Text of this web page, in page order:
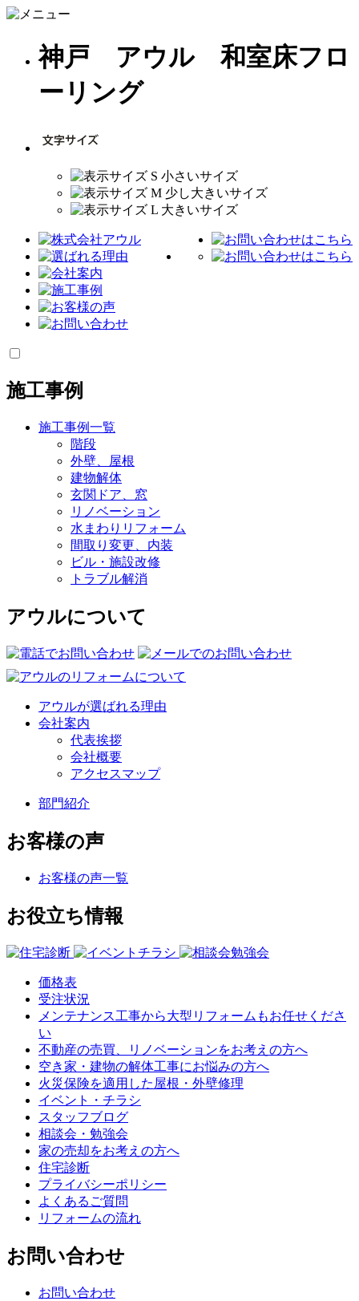
神戸 アウル 和室床フロ
ーリング
施工事例
施工事例一覧
階段
外壁、屋根
建物解体
玄関ドア、窓
リノベーション
水まわりリフォーム
間取り変更、内装
ビル・施設改修
トラブル解消
アウルについて
アウルが選ばれる理由
会社案内
代表挨拶
会社概要
アクセスマップ
部門紹介
お客様の声
お客様の声一覧
お役立ち情報
価格表
受注状況
メンテナンス工事から大型リフォームもお任せくださ
い
不動産の売買、リノベーションをお考えの方へ
空き家・建物の解体工事にお悩みの方へ
火災保険を適用した屋根・外壁修理
イベント・チラシ
スタッフブログ
相談会・勉強会
家の売却をお考えの方へ
住宅診断
プライバシーポリシー
よくあるご質問
リフォームの流れ
お問い合わせ
お問い合わせ